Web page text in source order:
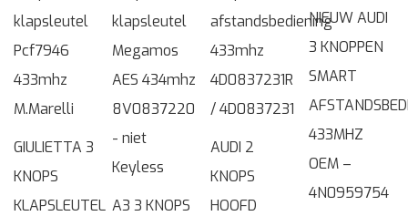
GIULIETTA 3
KNOPS
KLAPSLEUTEL A3 3 KNOPS
AUDI 2
KNOPS
HOOFD
NIEUW AUDI
3 KNOPPEN
SMART
433MHZ
OEM –
4N0959754